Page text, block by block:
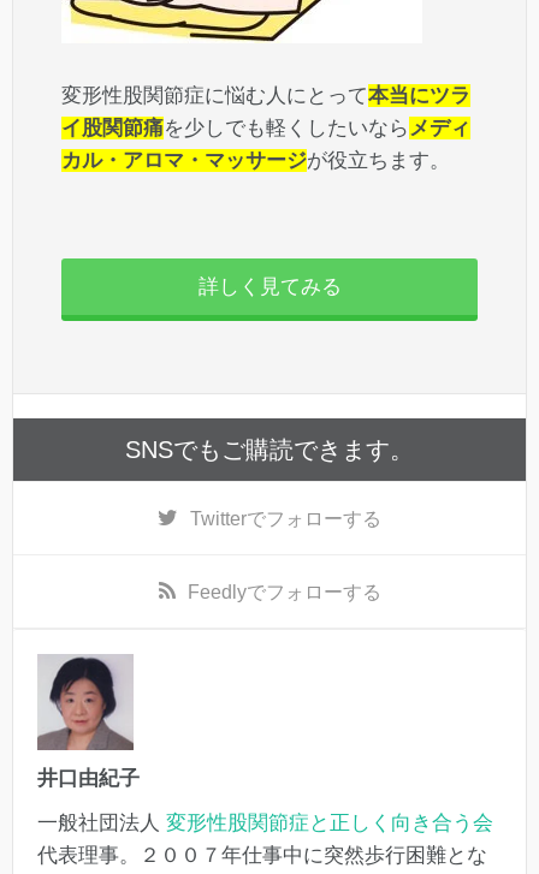
変形性股関節症に悩む人にとって本当にツラ
イ股関節痛を少しでも軽くしたいならメディ
カル・アロマ・マッサージが役立ちます。
詳しく見てみる
SNSでもご購読できます。
Twitterでフォローする
Feedlyでフォローする
井口由紀子
一般社団法人 変形性股関節症と正しく向き合う会
代表理事。２００７年仕事中に突然歩行困難とな